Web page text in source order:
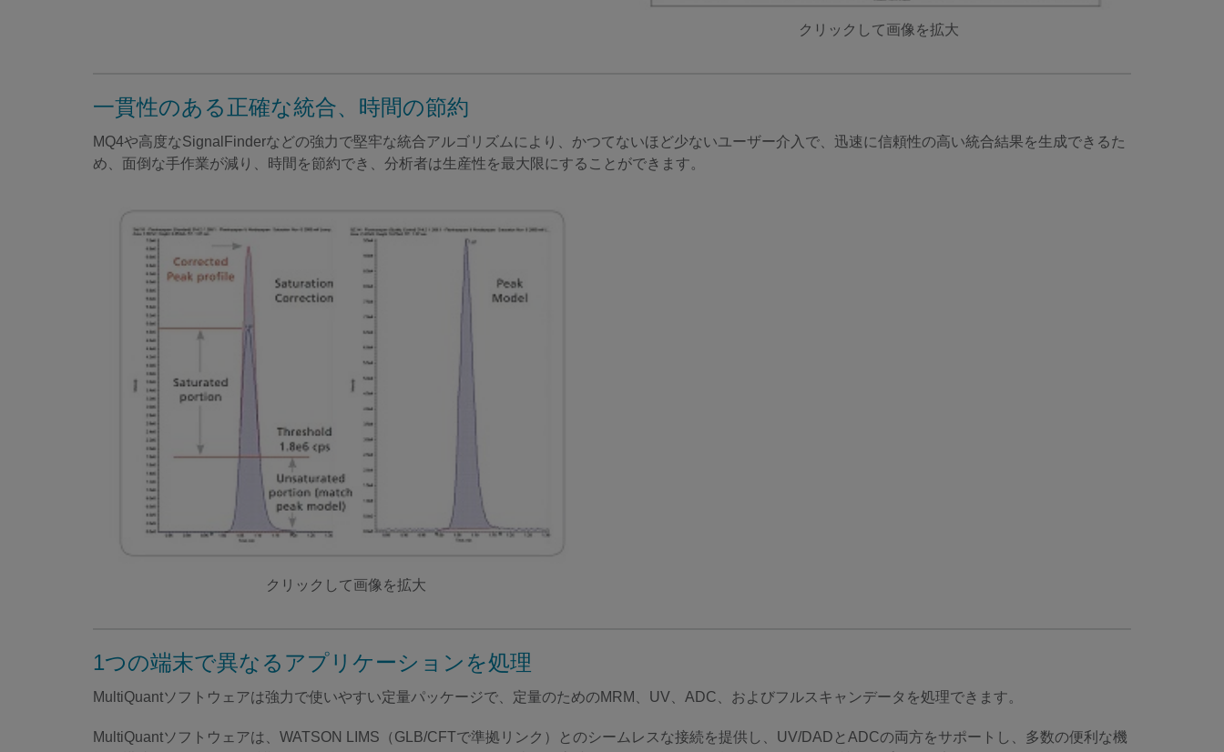
クリックして画像を拡大
一貫性のある正確な統合、時間の節約
MQ4や高度なSignalFinderなどの強力で堅牢な統合アルゴリズムにより、かつてないほど少ないユーザー介入で、迅速に信頼性の高い統合結果を生成できるた
め、面倒な手作業が減り、時間を節約でき、分析者は生産性を最大限にすることができます。
クリックして画像を拡大
1つの端末で異なるアプリケーションを処理
MultiQuantソフトウェアは強力で使いやすい定量パッケージで、定量のためのMRM、UV、ADC、およびフルスキャンデータを処理できます。
MultiQuantソフトウェアは、WATSON LIMS（GLB/CFTで準拠リンク）とのシームレスな接続を提供し、UV/DADとADCの両方をサポートし、多数の便利な機